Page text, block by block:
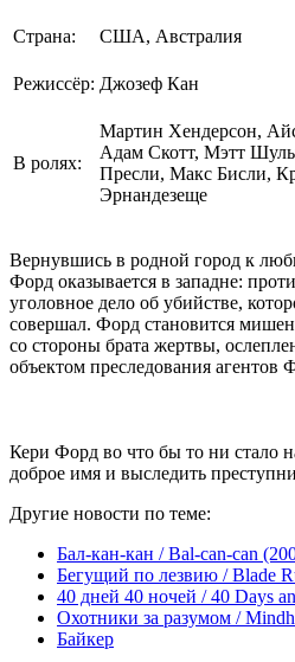
Страна: США, Австралия
Режиссёр: Джозеф Кан
В ролях:
Мартин Хендерсон,
Адам Скотт, Мэтт
Пресли, Макс Бисли,
Эрнандезеще
Вернувшись в родной город к
Форд оказывается в западне:
уголовное дело об убийстве,
совершал. Форд становится
со стороны брата жертвы,
объектом преследования агентов
Кери Форд во что бы то ни стало
доброе имя и выследить
Другие новости по теме:
Бал-кан-кан / Bal-can-can
Бегущий по лезвию / Blade
40 дней 40 ночей / 40 Days
Охотники за разумом /
Байкер